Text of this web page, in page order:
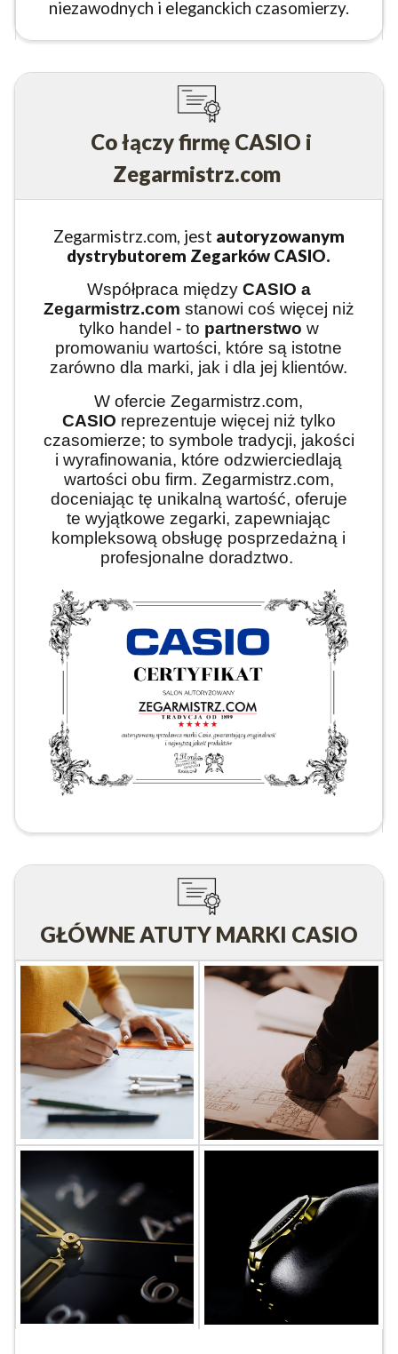
niezawodnych i eleganckich czasomierzy.
Co łączy firmę CASIO i
Zegarmistrz.com
Zegarmistrz.com, jest autoryzowanym
dystrybutorem Zegarków CASIO.
Współpraca między CASIO a
Zegarmistrz.com stanowi coś więcej niż
tylko handel - to partnerstwo w
promowaniu wartości, które są istotne
zarówno dla marki, jak i dla jej klientów.
W ofercie Zegarmistrz.com,
CASIO reprezentuje więcej niż tylko
czasomierze; to symbole tradycji, jakości
i wyrafinowania, które odzwierciedlają
wartości obu firm. Zegarmistrz.com,
doceniając tę unikalną wartość, oferuje
te wyjątkowe zegarki, zapewniając
kompleksową obsługę posprzedażną i
profesjonalne doradztwo.
GŁÓWNE ATUTY MARKI CASIO